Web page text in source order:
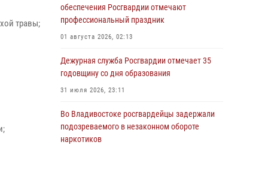
травы;
обеспечения Росгвардии отмечают
профессиональный праздник
01 августа 2026, 02:13
Дежурная служба Росгвардии отмечает 35
годовщину со дня образования
31 июля 2026, 23:11
Во Владивостоке росгвардейцы задержали
подозреваемого в незаконном обороте
наркотиков